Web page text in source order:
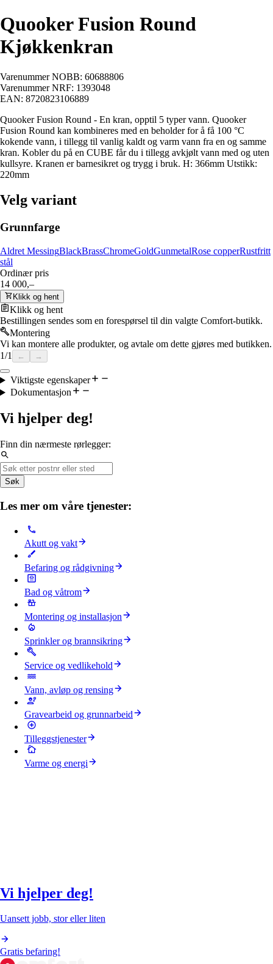
Quooker Fusion Round
Kjøkkenkran
Varenummer NOBB: 60688806
Varenummer NRF: 1393048
EAN: 8720823106889
Quooker Fusion Round - En kran, opptil 5 typer vann. Quooker
Fusion Round kan kombineres med en beholder for å få 100 °C
kokende vann, i tillegg til vanlig kaldt og varm vann fra en og samme
kran. Kobler du på en CUBE får du i tillegg avkjølt vann med og uten
kullsyre. Kranen er barnesikret og trygg i bruk. H: 366mm Utstikk:
220mm
Velg variant
Grunnfarge
Aldret MessingBlackBrassChromeGoldGunmetalRose copperRustfritt
stål
Ordinær pris
14 000,–
Klikk og hent
Klikk og hent
Bestillingen sendes som en forespørsel til din valgte Comfort-butikk.
Montering
Vi kan montere alle produkter, og avtale om dette gjøres med butikken.
1/1 ← →
Viktigste egenskaper
Dokumentasjon
Vi hjelper deg!
Finn din nærmeste rørlegger:
Søk
Les mer om våre tjenester:
Akutt og vakt
Befaring og rådgivning
Bad og våtrom
Montering og installasjon
Sprinkler og brannsikring
Service og vedlikehold
Vann, avløp og rensing
Gravearbeid og grunnarbeid
Tilleggstjenester
Varme og energi
Vi hjelper deg!
Uansett jobb, stor eller liten
Gratis befaring!